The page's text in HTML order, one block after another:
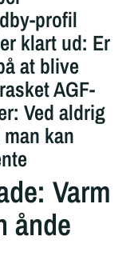
profil
klart ud: Er
at blive
AGF-
Ved aldrig
kan
Varm
ånde